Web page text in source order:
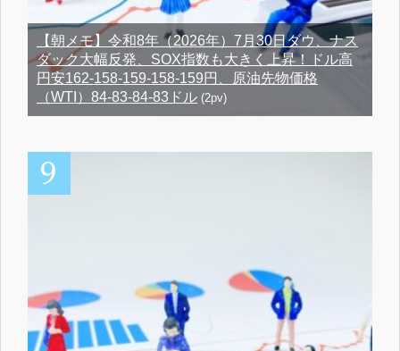
【朝メモ】令和8年（2026年）7月30日ダウ、ナス
ダック大幅反発、SOX指数も大きく上昇！ドル高
円安162-158-159-158-159円、原油先物価格
（WTI）84-83-84-83ドル (2pv)